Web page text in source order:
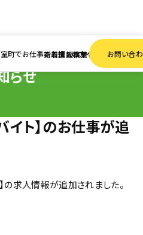
町でお仕事をお探しの方へ
新着情報求人検索事業者一覧お問い合
】のお仕事が追加されました。
らせ
イト】のお仕事が追
の求人情報が追加されました。